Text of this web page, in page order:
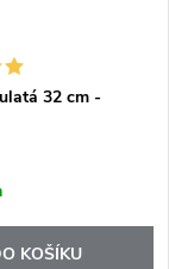
32 cm -
KOŠÍKU